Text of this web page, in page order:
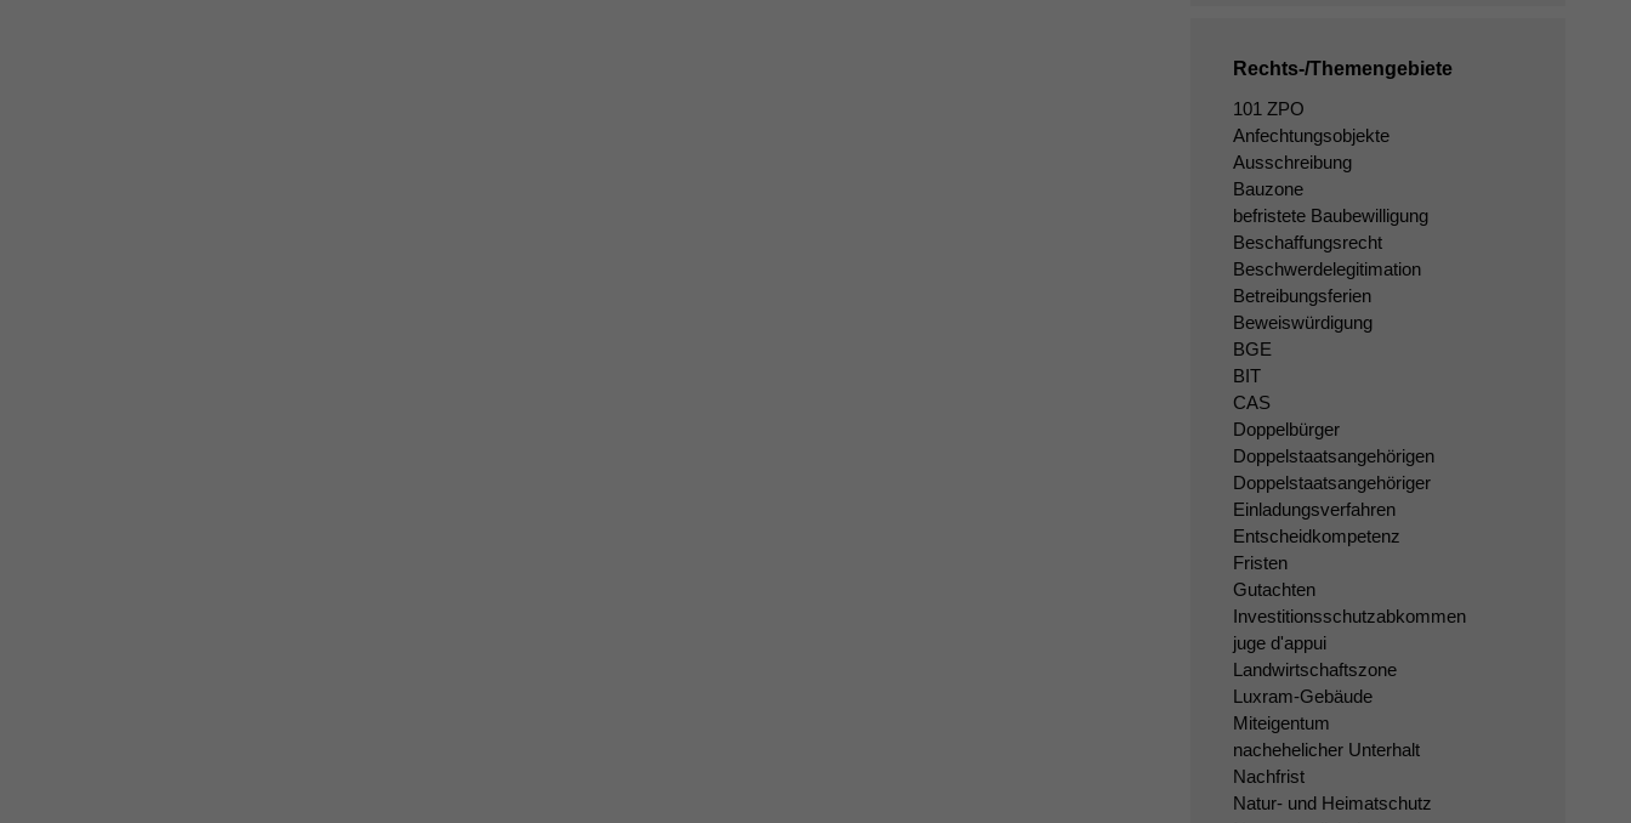
Rechts-/Themengebiete
101 ZPO
Anfechtungsobjekte
Ausschreibung
Bauzone
befristete Baubewilligung
Beschaffungsrecht
Beschwerdelegitimation
Betreibungsferien
Beweiswürdigung
BGE
BIT
CAS
Doppelbürger
Doppelstaatsangehörigen
Doppelstaatsangehöriger
Einladungsverfahren
Entscheidkompetenz
Fristen
Gutachten
Investitionsschutzabkommen
juge d'appui
Landwirtschaftszone
Luxram-Gebäude
Miteigentum
nachehelicher Unterhalt
Nachfrist
Natur- und Heimatschutz